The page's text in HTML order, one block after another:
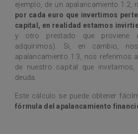
ejemplo, de un apalancamiento 1:2,
por cada euro que invertimos
capital, en realidad estamos
y otro prestado que proviene
adquirimos). Si, en cambio,
apalancamiento 1:3, nos referimos
de nuestro capital que
deuda.
Este cálculo se puede obtener
fórmula del apalancamiento